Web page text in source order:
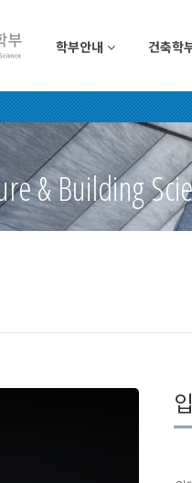
학부안내 건축학
& Building